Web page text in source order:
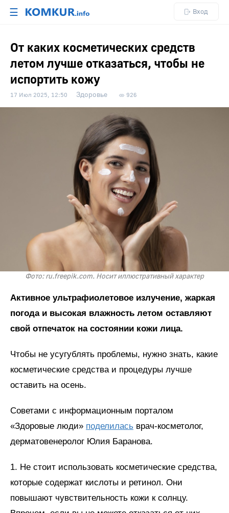
☰ Вход
От каких косметических средств
летом лучше отказаться, чтобы не
испортить кожу
17 Июл 2025, 12:50 Здоровье 926
Фото: ru.freepik.com. Носит иллюстративный характер
Активное ультрафиолетовое излучение, жаркая
погода и высокая влажность летом оставляют
свой отпечаток на состоянии кожи лица.
Чтобы не усугублять проблемы, нужно знать, какие
косметические средства и процедуры лучше
оставить на осень.
Советами с информационным порталом
«Здоровые люди» поделилась врач-косметолог,
дерматовенеролог Юлия Баранова.
1. Не стоит использовать косметические средства,
которые содержат кислоты и ретинол. Они
повышают чувствительность кожи к солнцу.